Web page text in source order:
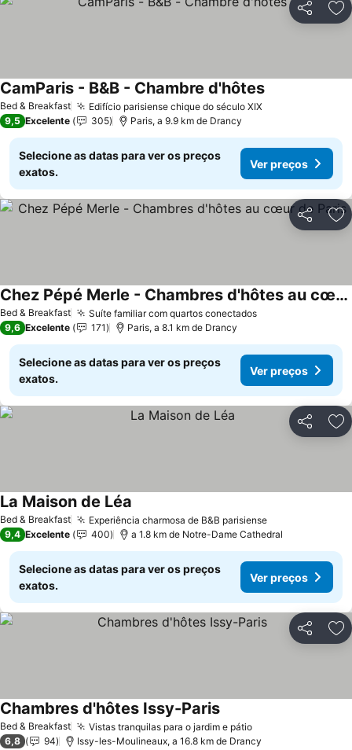
Partilhar
Bed & Breakfast Edifício parisiense chique do século XIX
CamParis - B&B - Chambre d'hôtes
9,5 Excelente 305 Paris, a 9.9 km de Drancy
Selecione as datas para ver os preços
exatos.
Ver preços
Partilhar
Bed & Breakfast Suíte familiar com quartos conectados
Chez Pépé Merle - Chambres d'hôtes au cœur de Paris
9,6 Excelente 171 Paris, a 8.1 km de Drancy
Selecione as datas para ver os preços
exatos.
Ver preços
Partilhar
Bed & Breakfast Experiência charmosa de B&B parisiense
La Maison de Léa
9,4 Excelente 400 a 1.8 km de Notre-Dame Cathedral
Selecione as datas para ver os preços
exatos.
Ver preços
Partilhar
Bed & Breakfast Vistas tranquilas para o jardim e pátio
Chambres d'hôtes Issy-Paris
6,8 94 Issy-les-Moulineaux, a 16.8 km de Drancy